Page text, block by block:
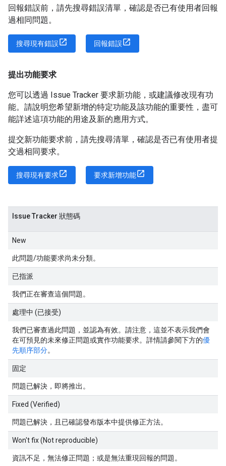
回報錯誤前，請先搜尋錯誤清單，確認是否已有使用者回報
過相同問題。
搜尋現有錯誤 回報錯誤
提出功能要求
您可以透過 Issue Tracker 要求新功能，或建議修改現有功
能。請說明您希望新增的特定功能及該功能的重要性，盡可
能詳述這項功能的用途及新的應用方式。
提交新功能要求前，請先搜尋清單，確認是否已有使用者提
交過相同要求。
搜尋現有要求 要求新增功能
Issue Tracker 狀態碼
New
此問題/功能要求尚未分類。
已指派
我們正在審查這個問題。
處理中 (已接受)
我們已審查過此問題，並認為有效。請注意，這並不表示我們會
在可預見的未來修正問題或實作功能要求。詳情請參閱下方的優
先順序部分。
固定
問題已解決，即將推出。
Fixed (Verified)
問題已解決，且已確認發布版本中提供修正方法。
Won't fix (Not reproducible)
資訊不足，無法修正問題；或是無法重現回報的問題。